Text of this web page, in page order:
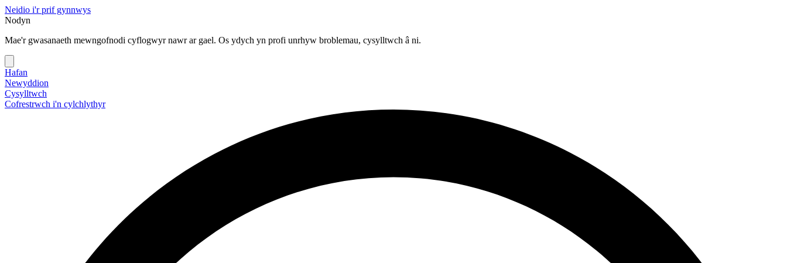
Neidio i'r prif gynnwys
Nodyn
Mae'r gwasanaeth mewngofnodi cyflogwyr nawr ar gael. Os ydych yn profi unrhyw broblemau, cysylltwch â ni.
Hafan
Newyddion
Cysylltwch
Cofrestrwch i'n cylchlythyr